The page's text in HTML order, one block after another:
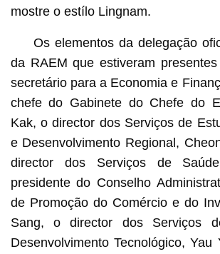
mostre o estílo Lingnam.
Os elementos da delegação
da RAEM que estiveram
secretário para a Economia e
chefe do Gabinete do Chefe do
Kak, o director dos Serviços de
e Desenvolvimento Regional,
director dos Serviços de
presidente do Conselho
de Promoção do Comércio e do
Sang, o director dos Serviços
Desenvolvimento Tecnológico, Yau